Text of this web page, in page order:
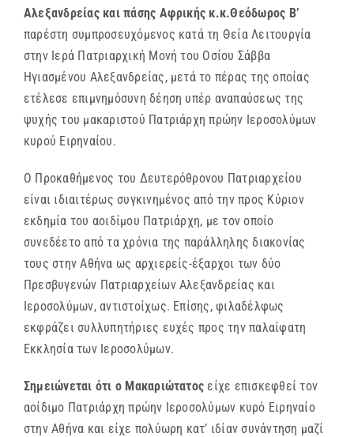
Αλεξανδρείας και πάσης Αφρικής κ.κ.Θεόδωρος Β’
παρέστη συμπροσευχόμενος κατά τη Θεία Λειτουργία
στην Ιερά Πατριαρχική Μονή του Οσίου Σάββα
Ηγιασμένου Αλεξανδρείας, μετά το πέρας της οποίας
ετέλεσε επιμνημόσυνη δέηση υπέρ αναπαύσεως της
ψυχής του μακαριστού Πατριάρχη πρώην Ιεροσολύμων
κυρού Ειρηναίου.
Ο Προκαθήμενος του Δευτερόθρονου Πατριαρχείου
είναι ιδιαιτέρως συγκινημένος από την προς Κύριον
εκδημία του αοιδίμου Πατριάρχη, με τον οποίο
συνεδέετο από τα χρόνια της παράλληλης διακονίας
τους στην Αθήνα ως αρχιερείς-έξαρχοι των δύο
Πρεσβυγενών Πατριαρχείων Αλεξανδρείας και
Ιεροσολύμων, αντιστοίχως. Επίσης, φιλαδέλφως
εκφράζει συλλυπητήριες ευχές προς την παλαίφατη
Εκκλησία των Ιεροσολύμων.
Σημειώνεται ότι ο Μακαριώτατος είχε επισκεφθεί τον
αοίδιμο Πατριάρχη πρώην Ιεροσολύμων κυρό Ειρηναίο
στην Αθήνα και είχε πολύωρη κατ’ ιδίαν συνάντηση μαζί